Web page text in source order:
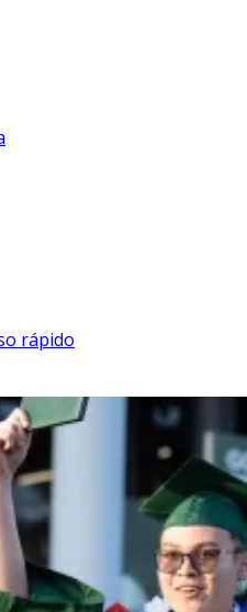
rápido